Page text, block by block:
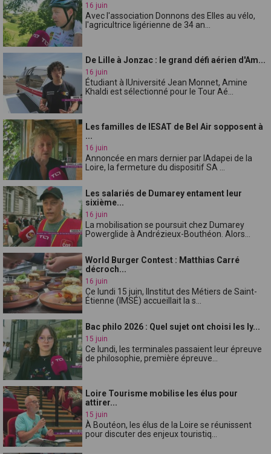
16 juin
Avec l'association Donnons des Elles au vélo,
l'agricultrice ligérienne de 34 an...
De Lille à Jonzac : le grand défi aérien d'Am...
16 juin
Étudiant à lUniversité Jean Monnet, Amine
Khaldi est sélectionné pour le Tour Aé...
Les familles de lESAT de Bel Air sopposent à
...
16 juin
Annoncée en mars dernier par lAdapei de la
Loire, la fermeture du dispositif SA ...
Les salariés de Dumarey entament leur
sixième...
16 juin
La mobilisation se poursuit chez Dumarey
Powerglide à Andrézieux-Bouthéon. Alors...
World Burger Contest : Matthias Carré
décroch...
16 juin
Ce lundi 15 juin, lInstitut des Métiers de Saint-
Étienne (IMSÉ) accueillait la s...
Bac philo 2026 : Quel sujet ont choisi les ly...
15 juin
Ce lundi, les terminales passaient leur épreuve
de philosophie, première épreuve...
Loire Tourisme mobilise les élus pour
attirer...
15 juin
À Boutéon, les élus de la Loire se réunissent
pour discuter des enjeux touristiq...